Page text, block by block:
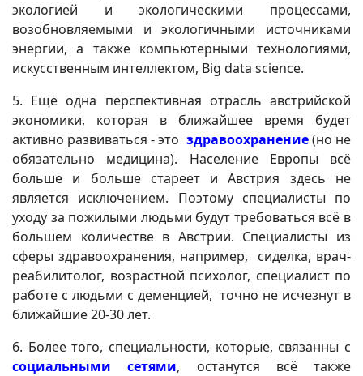
экологией и экологическими процессами,
возобновляемыми и экологичными источниками
энергии, а также компьютерными технологиями,
искусственным интеллектом, Big data science.
5. Ещё одна перспективная отрасль австрийской
экономики, которая в ближайшее время будет
активно развиваться - это здравоохранение(но не
обязательно медицина). Население Европы всё
больше и больше стареет и Австрия здесь не
является исключением. Поэтому специалисты по
уходу за пожилыми людьми будут требоваться всё в
большем количестве в Австрии. Специалисты из
сферы здравоохранения, например, сиделка, врач-
реабилитолог, возрастной психолог, специалист по
работе с людьми с деменцией, точно не исчезнут в
ближайшие 20-30 лет.
6. Более того, специальности, которые, связанны с
социальными сетями, останутся всё также